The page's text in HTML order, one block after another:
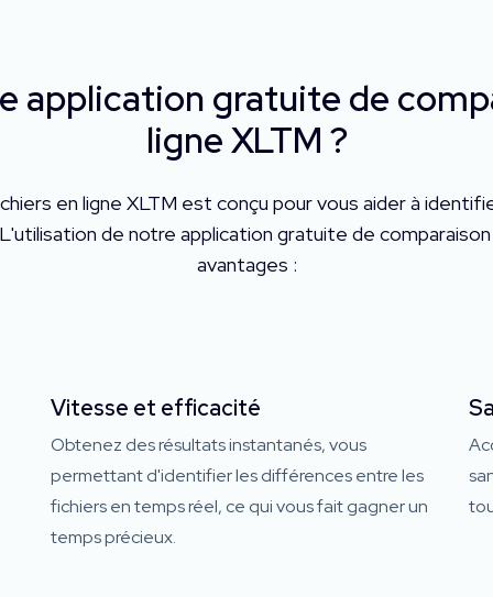
application gratuite de
ligne XLTM ?
en ligne XLTM est conçu pour vous aider à
de notre application gratuite de
avantages :
Vitesse et efficacité
Obtenez des résultats instantanés, vous
permettant d'identifier les différences entre les
fichiers en temps réel, ce qui vous fait gagner un
temps précieux.